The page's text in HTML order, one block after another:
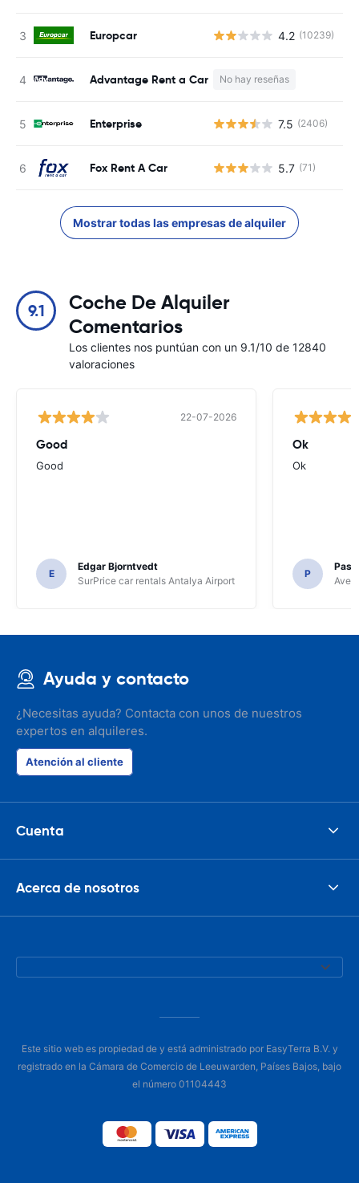
Europcar 4.2 (10239)
Advantage Rent a Car No hay reseñas
Enterprise 7.5 (2406)
Fox Rent A Car 5.7 (71)
Mostrar todas las empresas de alquiler
9.1
Coche De Alquiler
Comentarios
Los clientes nos puntúan con un 9.1/10 de 12840
valoraciones
22-07-2026
Good
Good
E
Edgar Bjorntvedt
SurPrice car rentals Antalya Airport
Ok
Ok
P
Avec
Ayuda y contacto
¿Necesitas ayuda? Contacta con unos de nuestros
expertos en alquileres.
Atención al cliente
Cuenta
Acerca de nosotros
Este sitio web es propiedad de y está administrado por EasyTerra B.V. y
registrado en la Cámara de Comercio de Leeuwarden, Países Bajos, bajo
el número 01104443